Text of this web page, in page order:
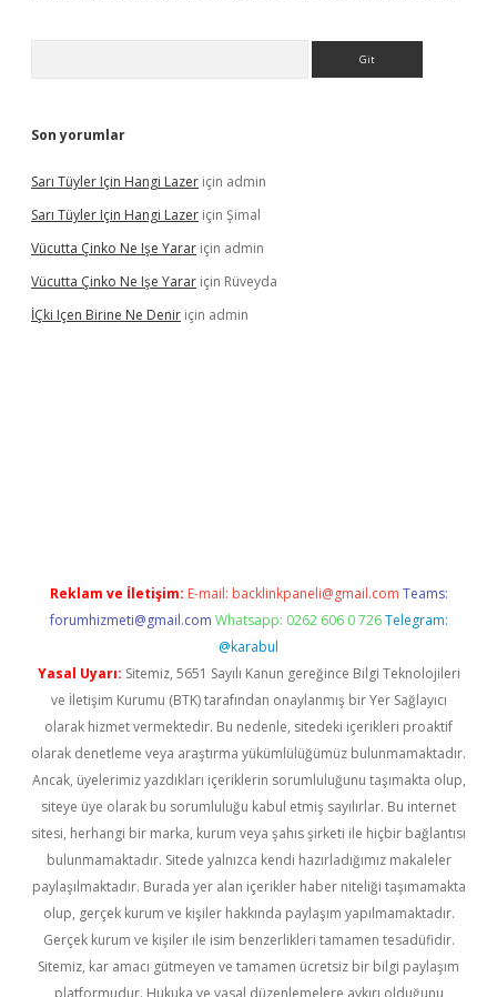
Son yorumlar
Sarı Tüyler Için Hangi Lazer için admin
Sarı Tüyler Için Hangi Lazer için Şimal
Vücutta Çinko Ne Işe Yarar için admin
Vücutta Çinko Ne Işe Yarar için Rüveyda
İÇki Içen Birine Ne Denir için admin
Reklam ve İletişim: E-mail: backlinkpaneli@gmail.com Teams:
forumhizmeti@gmail.com Whatsapp: 0262 606 0 726 Telegram:
@karabul
Yasal Uyarı: Sitemiz, 5651 Sayılı Kanun gereğince Bilgi Teknolojileri
ve İletişim Kurumu (BTK) tarafından onaylanmış bir Yer Sağlayıcı
olarak hizmet vermektedir. Bu nedenle, sitedeki içerikleri proaktif
olarak denetleme veya araştırma yükümlülüğümüz bulunmamaktadır.
Ancak, üyelerimiz yazdıkları içeriklerin sorumluluğunu taşımakta olup,
siteye üye olarak bu sorumluluğu kabul etmiş sayılırlar. Bu internet
sitesi, herhangi bir marka, kurum veya şahıs şirketi ile hiçbir bağlantısı
bulunmamaktadır. Sitede yalnızca kendi hazırladığımız makaleler
paylaşılmaktadır. Burada yer alan içerikler haber niteliği taşımamakta
olup, gerçek kurum ve kişiler hakkında paylaşım yapılmamaktadır.
Gerçek kurum ve kişiler ile isim benzerlikleri tamamen tesadüfidir.
Sitemiz, kar amacı gütmeyen ve tamamen ücretsiz bir bilgi paylaşım
platformudur. Hukuka ve yasal düzenlemelere aykırı olduğunu